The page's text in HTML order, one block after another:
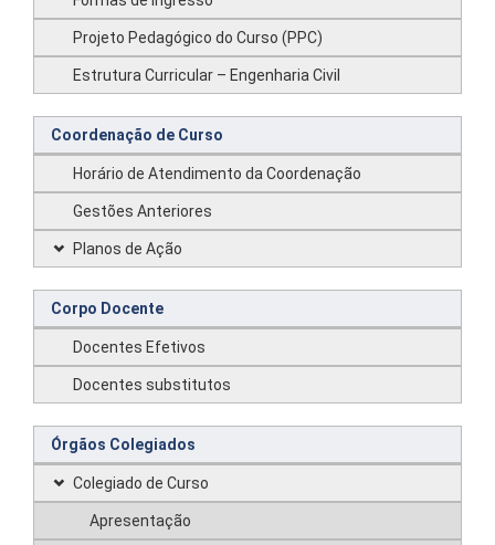
Projeto Pedagógico do Curso (PPC)
Estrutura Curricular – Engenharia Civil
Coordenação de Curso
Horário de Atendimento da Coordenação
Gestões Anteriores
Planos de Ação
Corpo Docente
Docentes Efetivos
Docentes substitutos
Órgãos Colegiados
Colegiado de Curso
Apresentação